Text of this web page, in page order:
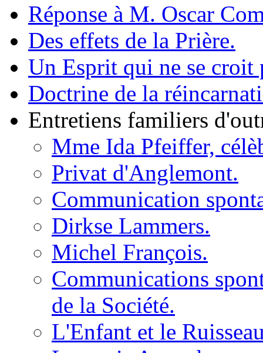
Réponse à M. Oscar
Des effets de la Prière.
Un Esprit qui ne se croit
Doctrine de la
Entretiens familiers
Mme Ida Pfeiffer,
Privat d'Anglemont.
Communication
Dirkse Lammers.
Michel François.
Communications
de la Société.
L'Enfant et le